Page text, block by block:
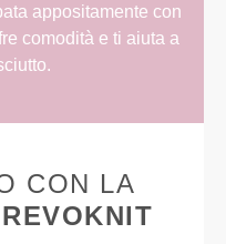
appositamente con
comodità e ti aiuta a
CON LA
REVOKNIT